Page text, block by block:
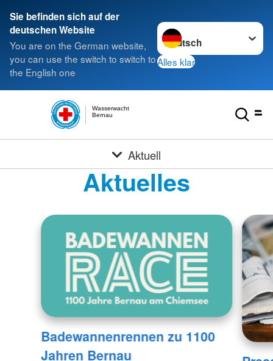
Sie befinden sich auf der
deutschen Website
You are on the German website,
you can use the switch to switch to
the English one
Sprache wechseln zu
Alles klar
Bernau
Wasserwacht
Aktuell
Aktuelles
Badewannenrennen zu 1100
Jahren Bernau